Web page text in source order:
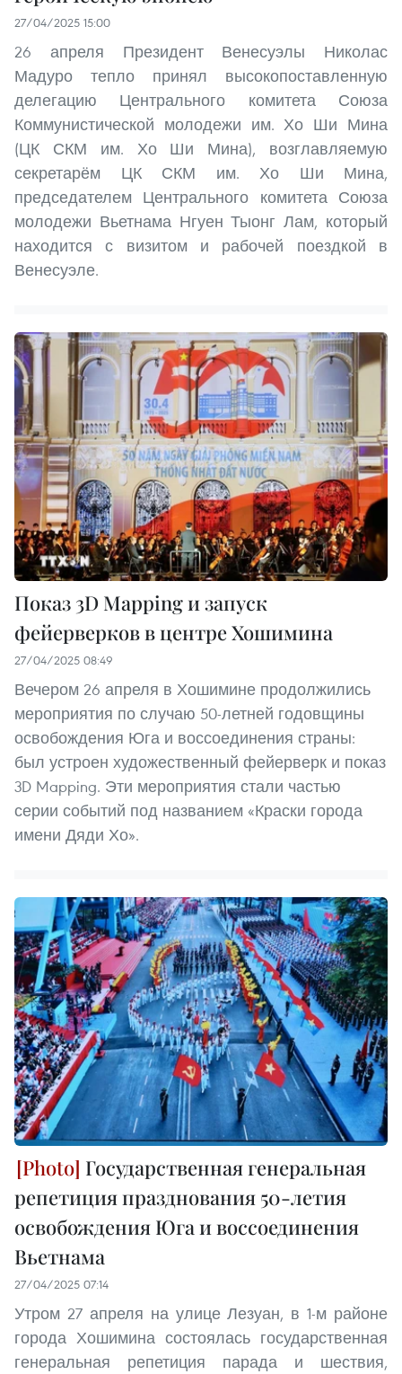
27/04/2025 15:00
26 апреля Президент Венесуэлы Николас
Мадуро тепло принял высокопоставленную
делегацию Центрального комитета Союза
Коммунистической молодежи им. Хо Ши Мина
(ЦК СКМ им. Хо Ши Мина), возглавляемую
секретарём ЦК СКМ им. Хо Ши Мина,
председателем Центрального комитета Союза
молодежи Вьетнама Нгуен Тыонг Лам, который
находится с визитом и рабочей поездкой в
Венесуэле.
Показ 3D Mapping и запуск
фейерверков в центре Хошимина
27/04/2025 08:49
Вечером 26 апреля в Хошимине продолжились
мероприятия по случаю 50-летней годовщины
освобождения Юга и воссоединения страны:
был устроен художественный фейерверк и показ
3D Mapping. Эти мероприятия стали частью
серии событий под названием «Краски города
имени Дяди Хо».
Государственная генеральная
репетиция празднования 50-летия
освобождения Юга и воссоединения
Вьетнама
27/04/2025 07:14
Утром 27 апреля на улице Лезуан, в 1-м районе
города Хошимина состоялась государственная
генеральная репетиция парада и шествия,